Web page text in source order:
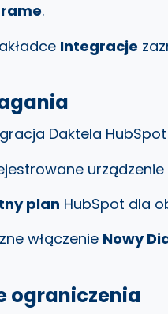
.
Integracje
Daktela
urządzenie
plan HubSpot dla
włączenie Nowy
ograniczenia